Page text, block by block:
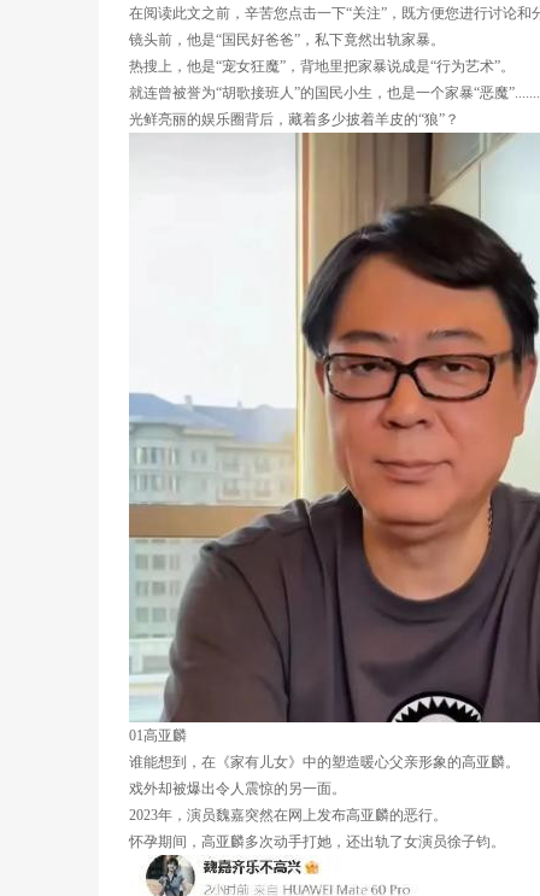
在阅读此文之前，辛苦您点击一下“关注”，既方便您进行讨论
镜头前，他是“国民好爸爸”，私下竟然出轨家暴。
热搜上，他是“宠女狂魔”，背地里把家暴说成是“行为艺术”。
就连曾被誉为“胡歌接班人”的国民小生，也是一个家暴“恶魔”.......
光鲜亮丽的娱乐圈背后，藏着多少披着羊皮的“狼”？
01高亚麟
谁能想到，在《家有儿女》中的塑造暖心父亲形象的高亚麟。
戏外却被爆出令人震惊的另一面。
2023年，演员魏嘉突然在网上发布高亚麟的恶行。
怀孕期间，高亚麟多次动手打她，还出轨了女演员徐子钧。